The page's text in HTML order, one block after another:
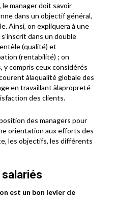
le manager doit savoir
dans un objectif général,
Ainsi, on expliquera à une
dans un double
(qualité) et
(rentabilité) ; on
y compris ceux considérés
àlaqualité globale des
en travaillant àlapropreté
des clients.
des managers pour
orientation aux efforts des
les objectifs, les différents
est un bon levier de